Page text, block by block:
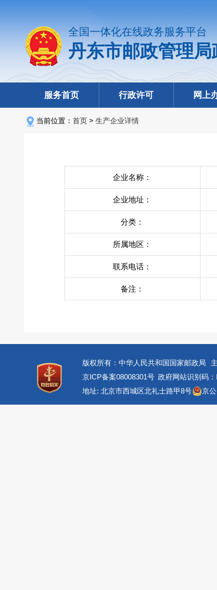
全国一体化在线政务服务平台
丹东市邮政管理
服务首页 行政许可 网上
当前位置： 首页 > 生产企业详情
企业名称：
企业地址：
分类：
所属地区：
联系电话：
备注：
版权所有：中华人民共和国国家邮政局
京ICP备案08008301号 政府网站识别码
地址: 北京市西城区北礼士路甲8号
京